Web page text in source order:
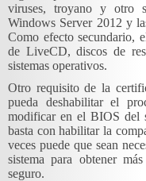
viruses, troyano y otro
Windows Server 2012 y
Como efecto secundario,
de LiveCD, discos de
sistemas operativos.
Otro requisito de la
pueda deshabilitar el
modificar en el BIOS del
basta con habilitar la
veces puede que sean
sistema para obtener
seguro.